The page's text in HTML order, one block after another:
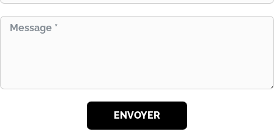
+33
ENVOYER